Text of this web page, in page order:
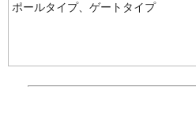
ポールタイプ、ゲートタイプ